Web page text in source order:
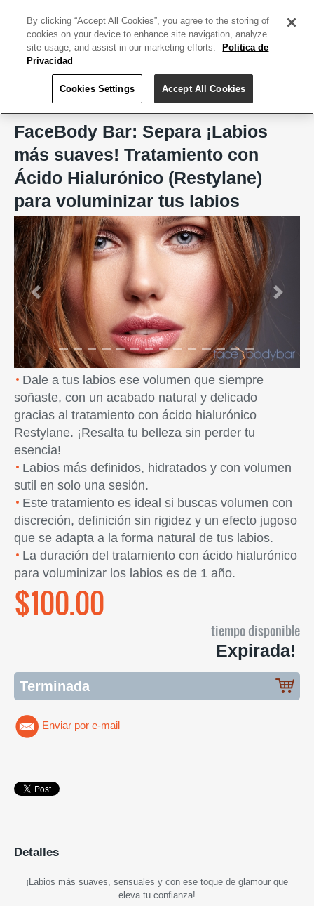
FaceBody Bar, San Juan
FaceBody Bar: Separa ¡Labios
más suaves! Tratamiento con
Ácido Hialurónico (Restylane)
para voluminizar tus labios
Previous Next
Dale a tus labios ese volumen que siempre
soñaste, con un acabado natural y delicado
gracias al tratamiento con ácido hialurónico
Restylane. ¡Resalta tu belleza sin perder tu
esencia!
Labios más definidos, hidratados y con volumen
sutil en solo una sesión.
Este tratamiento es ideal si buscas volumen con
discreción, definición sin rigidez y un efecto jugoso
que se adapta a la forma natural de tus labios.
La duración del tratamiento con ácido hialurónico
para voluminizar los labios es de 1 año.
$100.00
tiempo disponible
Expirada!
Terminada
Enviar por e-mail
Detalles
¡L abios más suaves, sensuales y con ese toque de glamour que
eleva tu confianza!
By clicking “Accept All Cookies”, you agree to the storing of
cookies on your device to enhance site navigation, analyze
site usage, and assist in our marketing efforts.
Politica de
Privacidad
Cookies Settings Accept All Cookies